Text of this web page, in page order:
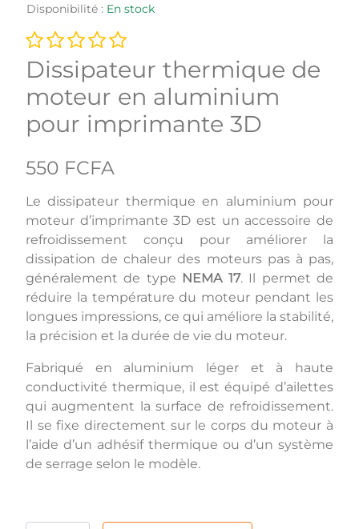
Disponibilité : En stock
Dissipateur thermique de
moteur en aluminium
pour imprimante 3D
550 FCFA
Le dissipateur thermique en aluminium pour
moteur d’imprimante 3D est un accessoire de
refroidissement conçu pour améliorer la
dissipation de chaleur des moteurs pas à pas,
généralement de type NEMA 17. Il permet de
réduire la température du moteur pendant les
longues impressions, ce qui améliore la stabilité,
la précision et la durée de vie du moteur.
Fabriqué en aluminium léger et à haute
conductivité thermique, il est équipé d’ailettes
qui augmentent la surface de refroidissement.
Il se fixe directement sur le corps du moteur à
l’aide d’un adhésif thermique ou d’un système
de serrage selon le modèle.